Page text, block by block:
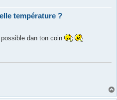
température ?
dan ton coin